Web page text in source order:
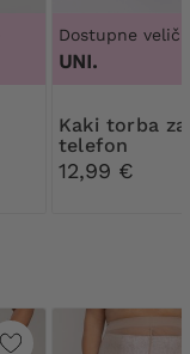
Dostupne
UNI.
Kaki torba za
telefon
12,99 €